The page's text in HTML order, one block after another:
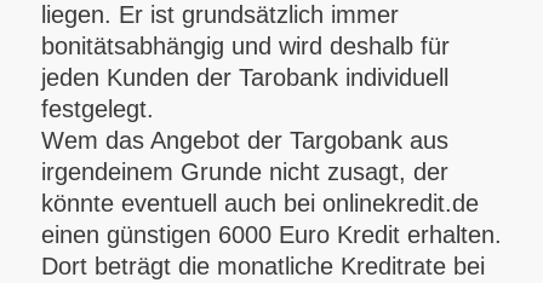
liegen. Er ist grundsätzlich immer
bonitätsabhängig und wird deshalb für
jeden Kunden der Tarobank individuell
festgelegt.
Wem das Angebot der Targobank aus
irgendeinem Grunde nicht zusagt, der
könnte eventuell auch bei onlinekredit.de
einen günstigen 6000 Euro Kredit erhalten.
Dort beträgt die monatliche Kreditrate bei